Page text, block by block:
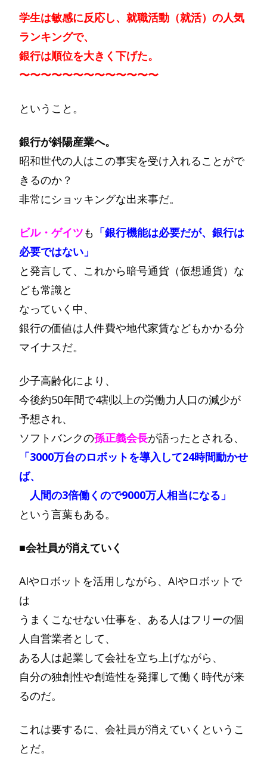
学生は敏感に反応し、就職活動（就活）の人気
ランキングで、
銀行は順位を大きく下げた。
〜〜〜〜〜〜〜〜〜〜〜〜〜
ということ。
銀行が斜陽産業へ。
昭和世代の人はこの事実を受け入れることがで
きるのか？
非常にショッキングな出来事だ。
ビル・ゲイツも 「銀行機能は必要だが、銀行は
必要ではない」
と発言して、これから暗号通貨（仮想通貨）な
ども常識と
なっていく中、
銀行の価値は人件費や地代家賃などもかかる分
マイナスだ。
少子高齢化により、
今後約50年間で4割以上の労働力人口の減少が
予想され、
ソフトバンクの孫正義会長が語ったとされる、
「3000万台のロボットを導入して24時間動かせ
ば、
人間の3倍働くので9000万人相当になる」
という言葉もある。
■会社員が消えていく
AIやロボットを活用しながら、AIやロボットで
は
うまくこなせない仕事を、ある人はフリーの個
人自営業者として、
ある人は起業して会社を立ち上げながら、
自分の独創性や創造性を発揮して働く時代が来
るのだ。
これは要するに、会社員が消えていくというこ
とだ。